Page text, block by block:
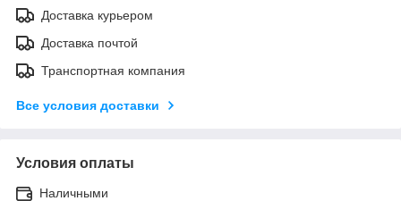
Доставка курьером
Доставка почтой
Транспортная компания
Все условия доставки
Условия оплаты
Наличными